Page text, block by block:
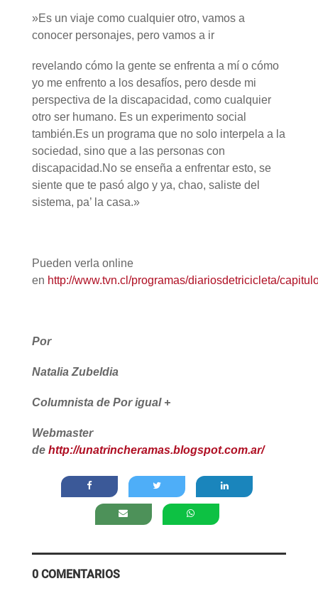
»Es un viaje como cualquier otro, vamos a
conocer personajes, pero vamos a ir
revelando cómo la gente se enfrenta a mí o cómo
yo me enfrento a los desafíos, pero desde mi
perspectiva de la discapacidad, como cualquier
otro ser humano. Es un experimento social
también.Es un programa que no solo interpela a la
sociedad, sino que a las personas con
discapacidad.No se enseña a enfrentar esto, se
siente que te pasó algo y ya, chao, saliste del
sistema, pa’ la casa.»
Pueden verla online
en http://www.tvn.cl/programas/diariosdetricicleta/
Por
Natalia Zubeldia
Columnista de Por igual +
Webmaster
de http://unatrincheramas.blogspot.com.ar/
0 COMENTARIOS